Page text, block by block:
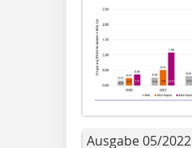
Ausgabe 05/2022